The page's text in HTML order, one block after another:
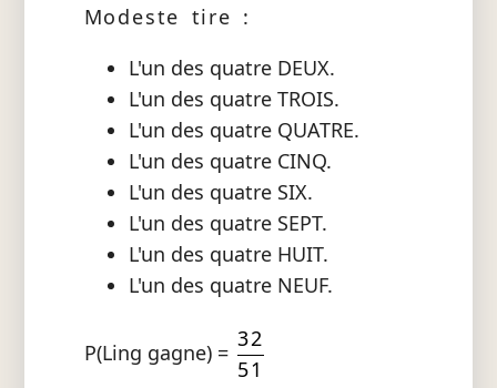
Modeste tire :
L'un des quatre DEUX.
L'un des quatre TROIS.
L'un des quatre QUATRE.
L'un des quatre CINQ.
L'un des quatre SIX.
L'un des quatre SEPT.
L'un des quatre HUIT.
L'un des quatre NEUF.
P(Ling gagne) =
32
51